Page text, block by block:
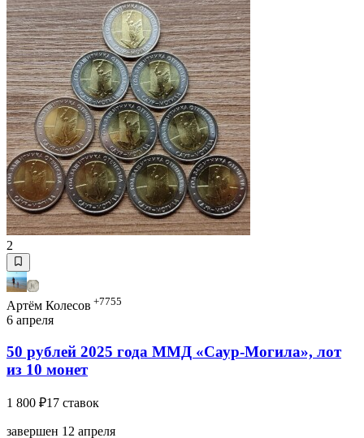
2
Артём Колесов +7755
6 апреля
50 рублей 2025 года ММД «Саур-Могила», лот
из 10 монет
1 800 ₽17 ставок
завершен 12 апреля